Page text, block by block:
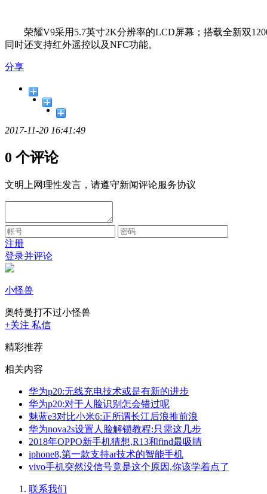
荣耀V9采用5.7英寸2K分辨率的LCD屏幕；搭载全新双
同时还支持红外遥控以及NFC功能。
分享
2017-11-20 16:41:49
0 个评论
文明上网理性发言，请遵守新闻评论服务协议
注册
登录并评论
小怪兽
奥特曼打不过小怪兽
+关注 私信
精彩推荐
相关内容
华为p20:无线充电技术或是有新的进步
华为p20:对于人脸识别怎会错过呢
魅蓝e3对比小米6:正所谓长江后浪推前浪
华为nova2s设置人脸解锁教程:只需这几步
2018年OPPO新手机猜想,R13和find最吸睛
iphone8,第一款支持ar技术的智能手机
vivo手机突然没信号竟是这个原因,你该学着点了
联系我们